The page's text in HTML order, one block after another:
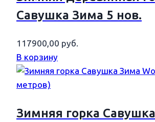
Савушка Зима 5 нов.
117900,00 руб.
В корзину
Зимняя горка